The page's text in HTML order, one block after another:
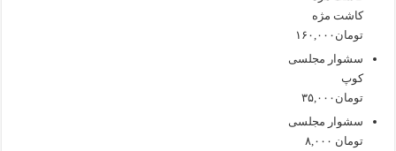
کاشت مژه
تومان۱۶۰,۰۰۰
سشوار مجلسی
کوپ
تومان۳۵,۰۰۰
سشوار مجلسی
تومان ۸,۰۰۰